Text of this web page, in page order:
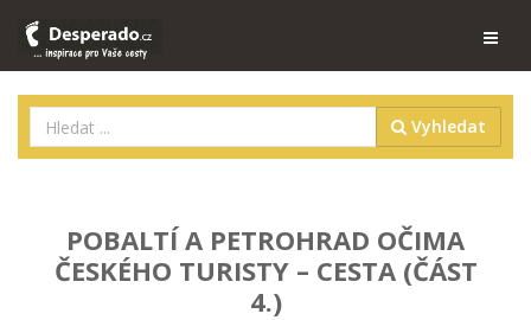
Vyhledat
POBALTÍ A PETROHRAD OČIMA
ČESKÉHO TURISTY – CESTA (ČÁST
4.)